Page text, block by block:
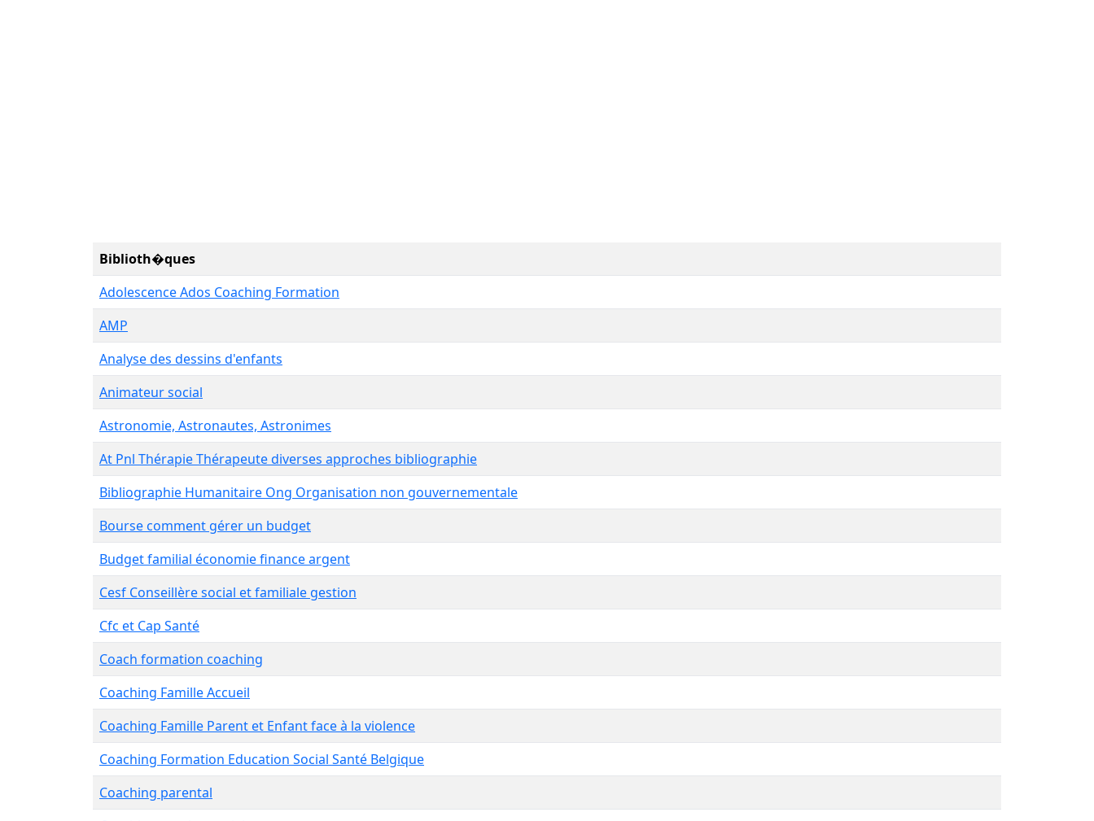
Biblioth�ques
Adolescence Ados Coaching Formation
AMP
Analyse des dessins d'enfants
Animateur social
Astronomie, Astronautes, Astronimes
At Pnl Thérapie Thérapeute diverses approches bibliographie
Bibliographie Humanitaire Ong Organisation non gouvernementale
Bourse comment gérer un budget
Budget familial économie finance argent
Cesf Conseillère social et familiale gestion
Cfc et Cap Santé
Coach formation coaching
Coaching Famille Accueil
Coaching Famille Parent et Enfant face à la violence
Coaching Formation Education Social Santé Belgique
Coaching parental